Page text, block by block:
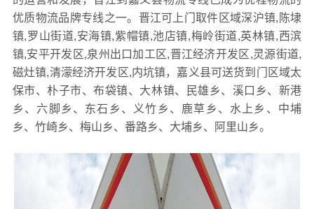
优质物流品牌专线之一。晋江可上门取件区域深沪镇,陈埭
镇,罗山街道,安海镇,紫帽镇,池店镇,梅岭街道,英林镇,西滨
镇,安平开发区,泉州出口加工区,晋江经济开发区,灵源街道,
磁灶镇,清濛经济开发区,内坑镇，嘉义县可送货到门区域太
保市、朴子市、布袋镇、大林镇、民雄乡、溪口乡、新港
乡、六脚乡、东石乡、义竹乡、鹿草乡、水上乡、中埔
乡、竹崎乡、梅山乡、番路乡、大埔乡、阿里山乡。